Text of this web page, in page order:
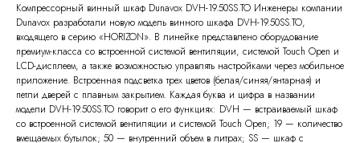
Компрессорный винный шкаф Dunavox DVH-19.50SS.TO Инженеры компании
Dunavox разработали новую модель винного шкафа DVH-19.50SS.TO,
входящего в серию «HORIZON». В линейке представлено оборудование
премиум-класса со встроенной системой вентиляции, системой Touch Open и
LCD-дисплеем, а также возможностью управлять настройками через мобильное
приложение. Встроенная подсветка трех цветов (белая/синяя/янтарная) и
петли дверей с плавным закрытием. Каждая буква и цифра в названии
модели DVH-19.50SS.TO говорит о его функциях: DVH — встраиваемый шкаф
со встроенной системой вентиляции и системой Touch Open; 19 — количество
вмещаемых бутылок; 50 — внутренний объем в литрах; SS — шкаф с